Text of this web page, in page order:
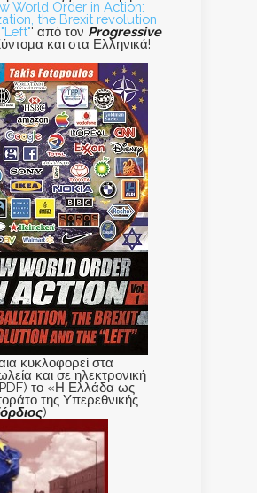
World Order in Action:
the Brexit revolution
' από τον Progressive
και στα Ελληνικά!
κυκλοφορεί στα
και σε ηλεκτρονική
το «Η Ελλάδα ως
της Υπερεθνικής
)